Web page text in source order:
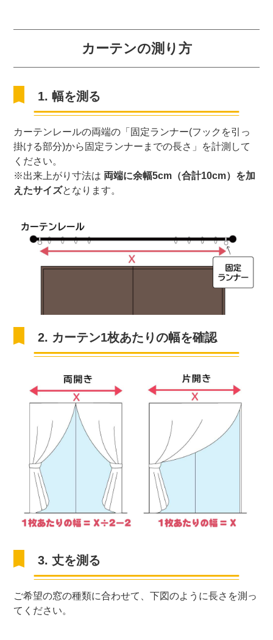
カーテンの測り方
1. 幅を測る
カーテンレールの両端の「固定ランナー(フックを引っ
掛ける部分)から固定ランナーまでの長さ」を計測して
ください。
※出来上がり寸法は 両端に余幅5cm（合計10cm）を加
えたサイズとなります。
2. カーテン1枚あたりの幅を確認
3. 丈を測る
ご希望の窓の種類に合わせて、下図のように長さを測っ
てください。